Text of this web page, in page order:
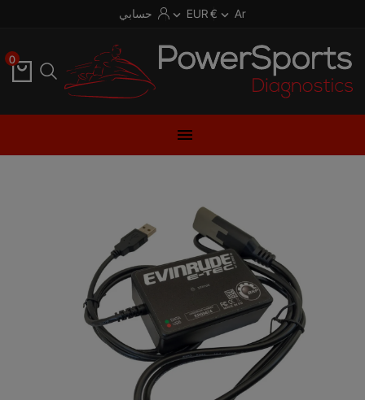
Ar

€ EUR
 حسابي
0
